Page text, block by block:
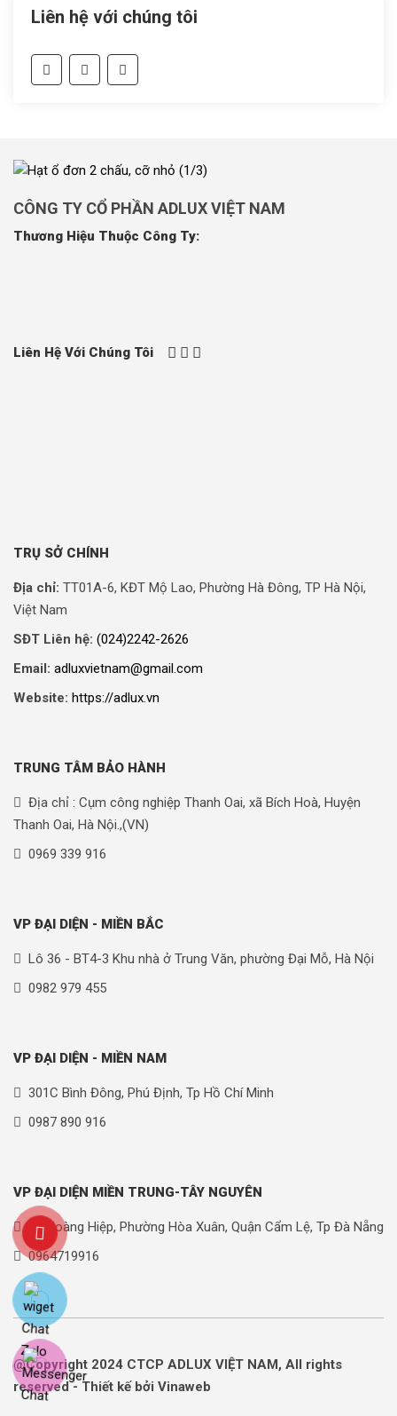
Liên hệ với chúng tôi
CÔNG TY CỔ PHẦN ADLUX VIỆT NAM
Thương Hiệu Thuộc Công Ty:
Liên Hệ Với Chúng Tôi
TRỤ SỞ CHÍNH
Địa chỉ: TT01A-6, KĐT Mộ Lao, Phường Hà Đông, TP Hà Nội,
Việt Nam
SĐT Liên hệ: (024)2242-2626
Email: adluxvietnam@gmail.com
Website: https://adlux.vn
TRUNG TÂM BẢO HÀNH
Địa chỉ : Cụm công nghiệp Thanh Oai, xã Bích Hoà, Huyện
Thanh Oai, Hà Nội.,(VN)
0969 339 916
VP ĐẠI DIỆN - MIỀN BẮC
Lô 36 - BT4-3 Khu nhà ở Trung Văn, phường Đại Mỗ, Hà Nội
0982 979 455
VP ĐẠI DIỆN - MIỀN NAM
301C Bình Đông, Phú Định, Tp Hồ Chí Minh
0987 890 916
VP ĐẠI DIỆN MIỀN TRUNG-TÂY NGUYÊN
90 Hoàng Hiệp, Phường Hòa Xuân, Quận Cẩm Lệ, Tp Đà Nẵng
0964719916
@Copyright 2024 CTCP ADLUX VIỆT NAM, All rights
reserved - Thiết kế bởi Vinaweb